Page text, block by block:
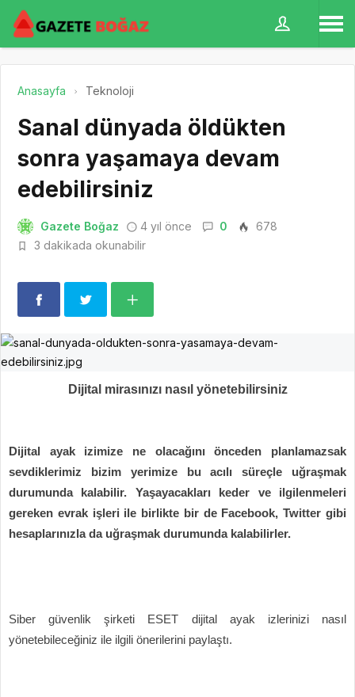
Anasayfa Teknoloji
Sanal dünyada öldükten
sonra yaşamaya devam
edebilirsiniz
Gazete Boğaz 4 yıl önce 0
678
3 dakikada okunabilir
Dijital mirasınızı nasıl yönetebilirsiniz
Dijital ayak izimize ne olacağını önceden planlamazsak
sevdiklerimiz bizim yerimize bu acılı süreçle uğraşmak
durumunda kalabilir. Yaşayacakları keder ve ilgilenmeleri
gereken evrak işleri ile birlikte bir de Facebook, Twitter gibi
hesaplarınızla da uğraşmak durumunda kalabilirler.
Siber güvenlik şirketi ESET dijital ayak izlerinizi nasıl
yönetebileceğiniz ile ilgili önerilerini paylaştı.